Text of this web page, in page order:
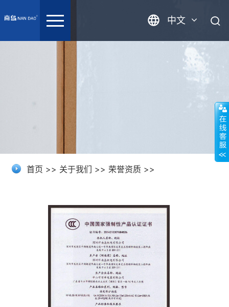
中文
首页 >> 关于我们 >> 荣誉资质 >>